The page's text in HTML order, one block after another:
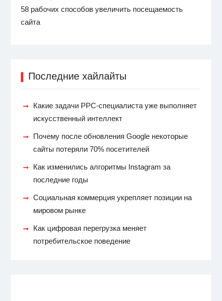
58 рабочих способов увеличить посещаемость
сайта
Последние хайлайты
Какие задачи PPC-специалиста уже выполняет
искусственный интеллект
Почему после обновления Google некоторые
сайты потеряли 70% посетителей
Как изменились алгоритмы Instagram за
последние годы
Социальная коммерция укрепляет позиции на
мировом рынке
Как цифровая перегрузка меняет
потребительское поведение